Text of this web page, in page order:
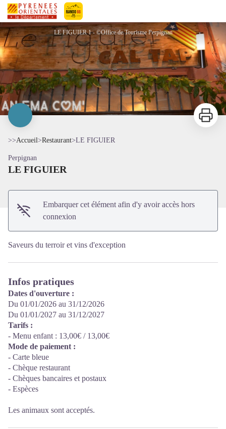
Pyrénées-Orientales Le Département
LE FIGUIER
LE FIGUIER 1 - ©Office de Tourisme Perpignan
Imprimer
>>Accueil>Restaurant>LE FIGUIER
Perpignan
LE FIGUIER
Embarquer cet élément afin d'y avoir accès hors
connexion
Saveurs du terroir et vins d'exception
Infos pratiques
Dates d'ouverture :
Du 01/01/2026 au 31/12/2026
Du 01/01/2027 au 31/12/2027
Tarifs :
- Menu enfant : 13,00€ / 13,00€
Mode de paiement :
- Carte bleue
- Chèque restaurant
- Chèques bancaires et postaux
- Espèces
Les animaux sont acceptés.